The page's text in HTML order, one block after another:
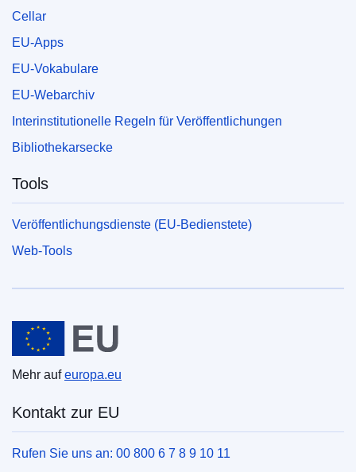
EDITION : 55e78a43-7a91-11f1-bf5e-01aa75ed71a1
Cellar
EU-Apps
EU-Vokabulare
EU-Webarchiv
Interinstitutionelle Regeln für Veröffentlichungen
Bibliothekarsecke
Tools
Veröffentlichungsdienste (EU-Bedienstete)
Web-Tools
Europäische Union
Mehr aufeuropa.eu
Kontakt zur EU
Rufen Sie uns an: 00 800 6 7 8 9 10 11